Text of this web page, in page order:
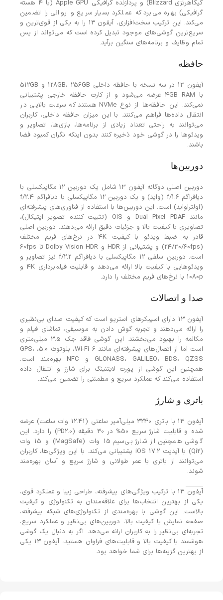
گیگاهرتزی Blizzard) و پردازنده گرافیکی Apple GPU (با 4 هسته
گرافیکی) بهره می‌برد که عملکرد بسیار سریع و روانی را تضمین
می‌کند. این ترکیب سخت‌افزاری، آیفون 13 را به یکی از قوی‌ترین و
سریع‌ترین گوشی‌های موجود تبدیل کرده است که می‌تواند از پس
تمام وظایف و برنامه‌های سنگین برآید.
حافظه
آیفون 13 در سه نسخه با حافظه داخلی 128GB، 256GB و 512GB
با 4GB RAM عرضه می‌شود و از کارت حافظه خارجی پشتیبانی
نمی‌کند. این حافظه‌ها از نوع NVMe هستند که سرعت بالایی در
انتقال داده‌ها فراهم می‌کنند. با این میزان حافظه داخلی، کاربران
می‌توانند به راحتی تعداد زیادی از برنامه‌ها، بازی‌ها، تصاویر و
ویدئوها را در گوشی خود ذخیره کنند بدون اینکه نگران کمبود فضا
باشند.
دوربین‌ها
دوربین اصلی دوگانه آیفون 13 شامل یک دوربین 12 مگاپیکسلی با
دیافراگم f/1.6 (واید) و یک دوربین 12 مگاپیکسلی با دیافراگم f/2.4
(اولتراواید) است. این دوربین‌ها با استفاده از فناوری‌های پیشرفته‌ای
مانند Dual Pixel PDAF و OIS (تثبیت کننده تصویر اپتیکال)،
تصاویری با کیفیت بالا و جزئیات دقیق ارائه می‌دهند. دوربین اصلی
قادر به ضبط ویدئو با کیفیت 4K در نرخ‌های فریم مختلف
(24/30/60fps) و پشتیبانی از HDR و Dolby Vision HDR تا 60fps
است. دوربین سلفی 12 مگاپیکسلی با دیافراگم f/2.2 نیز تصاویر و
ویدئوهایی با کیفیت بالا ارائه می‌دهد و قابلیت فیلم‌برداری 4K و
1080p با نرخ‌های فریم مختلف را دارد.
صدا و اتصالات
آیفون 13 دارای اسپیکرهای استریو است که کیفیت صدای بی‌نظیری
را ارائه می‌دهند و تجربه گوش دادن به موسیقی، تماشای فیلم و
مکالمه را بهبود می‌بخشند. این گوشی فاقد جک 3.5 میلی‌متری
است اما از اتصال‌های پیشرفته‌ای مانند Wi-Fi 6، بلوتوث 5.0، GPS،
GLONASS، GALILEO، BDS، QZSS و NFC بهره‌مند است.
همچنین این گوشی از پورت لایتنینگ برای شارژ و انتقال داده
استفاده می‌کند که عملکرد سریع و مطمئنی را تضمین می‌کند.
باتری و شارژ
آیفون 13 با باتری 3240 میلی‌آمپر ساعتی (12.41 وات ساعت) عرضه
شده و قابلیت شارژ سریع 50% در 30 دقیقه (PD2.0) را دارد. این
گوشی همچنین از شارژ بی‌سیم 15 وات (MagSafe) و 15 وات
(Qi2) با آپدیت iOS 17.2 پشتیبانی می‌کند. با این ویژگی‌ها، کاربران
می‌توانند از باتری با عمر طولانی و شارژ سریع و آسان بهره‌مند
شوند.
آیفون 13 با ترکیب ویژگی‌های پیشرفته، طراحی زیبا و عملکرد قوی،
یکی از بهترین انتخاب‌ها برای علاقه‌مندان به تکنولوژی و کیفیت
بالاست. این گوشی با بهره‌مندی از تکنولوژی‌های شبکه پیشرفته،
صفحه نمایش با کیفیت بالا، دوربین‌های بی‌نظیر و عملکرد سریع،
تجربه‌ای بی‌نظیر را به کاربران ارائه می‌دهد. اگر به دنبال یک گوشی
هوشمند با کیفیت بالا و قابلیت‌های فراوان هستید، آیفون 13 یکی
از بهترین گزینه‌ها برای شما خواهد بود.